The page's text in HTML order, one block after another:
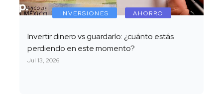
INVERSIONES AHORRO
Invertir dinero vs guardarlo: ¿cuánto estás
perdiendo en este momento?
Jul 13, 2026